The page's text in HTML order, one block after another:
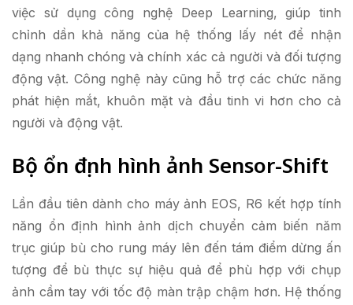
việc sử dụng công nghệ Deep Learning, giúp tinh
chỉnh dần khả năng của hệ thống lấy nét để nhận
dạng nhanh chóng và chính xác cả người và đối tượng
động vật. Công nghệ này cũng hỗ trợ các chức năng
phát hiện mắt, khuôn mặt và đầu tinh vi hơn cho cả
người và động vật.
Bộ ổn định hình ảnh Sensor-Shift
Lần đầu tiên dành cho máy ảnh EOS, R6 kết hợp tính
năng ổn định hình ảnh dịch chuyển cảm biến năm
trục giúp bù cho rung máy lên đến tám điểm dừng ấn
tượng để bù thực sự hiệu quả để phù hợp với chụp
ảnh cầm tay với tốc độ màn trập chậm hơn. Hệ thống